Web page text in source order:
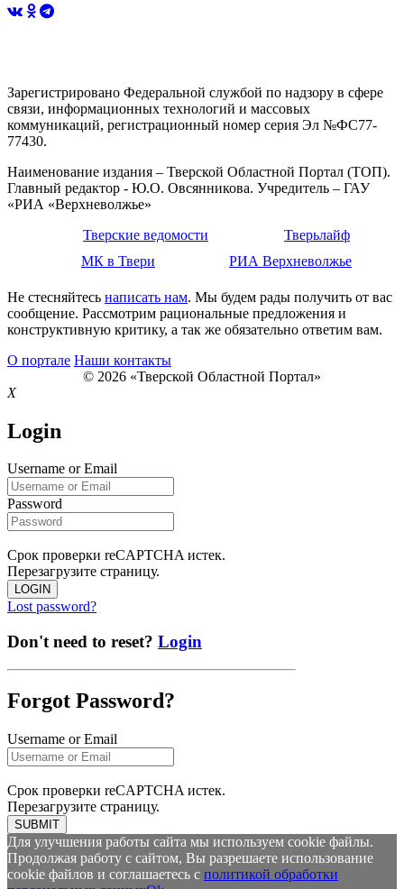
Зарегистрировано Федеральной службой по надзору в сфере
связи, информационных технологий и массовых
коммуникаций, регистрационный номер серия Эл №ФС77-
77430.
Наименование издания – Тверской Областной Портал (ТОП).
Главный редактор - Ю.О. Овсянникова. Учредитель – ГАУ
«РИА «Верхневолжье»
Тверские ведомости
Тверьлайф
МК в Твери
РИА Верхневолжье
Не стесняйтесь написать нам. Мы будем рады получить от вас
сообщение. Рассмотрим рациональные предложения и
конструктивную критику, а так же обязательно ответим вам.
О портале Наши контакты
© 2026 «Тверской Областной Портал»
X
Login
Username or Email
Password
Срок проверки reCAPTCHA истек.
Перезагрузите страницу.
LOGIN
Lost password?
Don't need to reset? Login
Forgot Password?
Username or Email
Срок проверки reCAPTCHA истек.
Перезагрузите страницу.
SUBMIT
Для улучшения работы сайта мы используем cookie файлы.
Продолжая работу с сайтом, Вы разрешаете использование
cookie файлов и соглашаетесь с политикой обработки